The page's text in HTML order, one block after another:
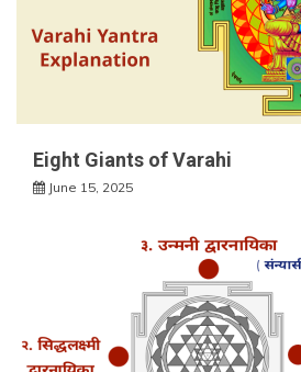
Eight Giants of Varahi
June 15, 2025